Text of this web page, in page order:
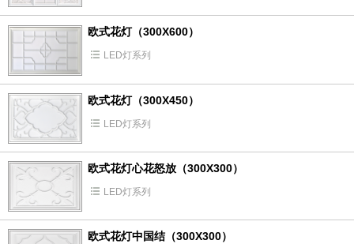
欧式花灯（300X600）
LED灯系列
欧式花灯（300X450）
LED灯系列
欧式花灯心花怒放（300X300）
LED灯系列
欧式花灯中国结（300X300）